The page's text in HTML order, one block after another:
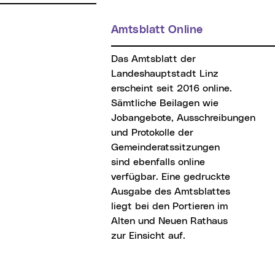
Amtsblatt Online
Das Amtsblatt der
Landeshauptstadt Linz
erscheint seit 2016 online.
Sämtliche Beilagen wie
Jobangebote, Ausschreibungen
und Protokolle der
Gemeinderatssitzungen
sind ebenfalls online
verfügbar. Eine gedruckte
Ausgabe des Amtsblattes
liegt bei den Portieren im
Alten und Neuen Rathaus
zur Einsicht auf.